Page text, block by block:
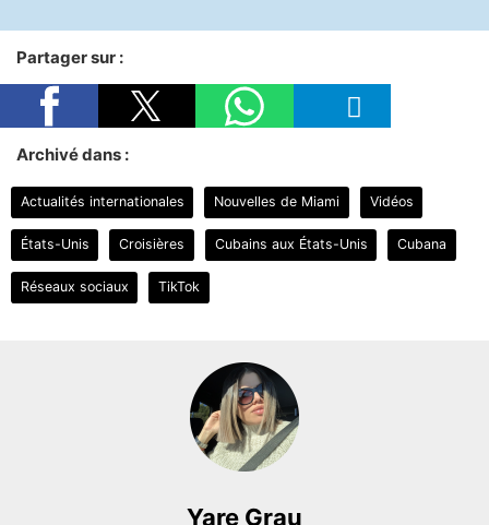
Partager sur :
Archivé dans :
Actualités internationales Nouvelles de Miami Vidéos
États-Unis Croisières Cubains aux États-Unis Cubana
Réseaux sociaux TikTok
Yare Grau